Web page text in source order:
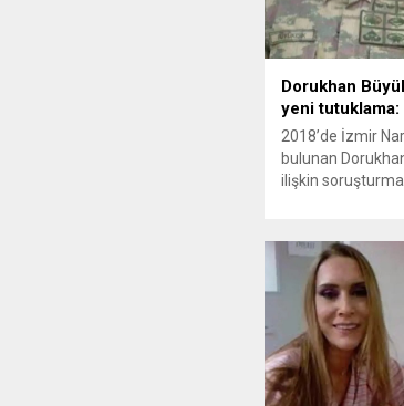
Dorukhan
yeni tutuklama:
2018’de İzmir
bulunan
ilişkin
tutuklanmasıyla
25’e yükseldi.
2018 yılında
Dorukhan
soruşturmada
olarak dönemin...